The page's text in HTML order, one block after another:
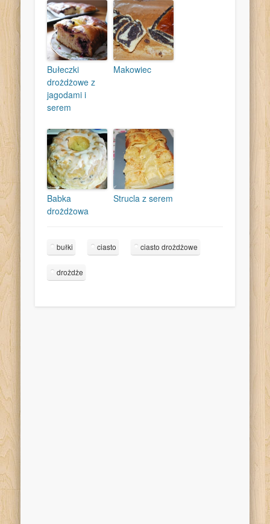
Bułeczki
drożdżowe z
jagodami i
serem
Makowiec
Babka
drożdżowa
Strucla z serem
bułki ciasto ciasto drożdżowe
drożdże